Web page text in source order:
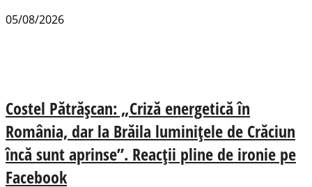
05/08/2026
Costel Pătrășcan: „Criză energetică în
România, dar la Brăila luminițele de Crăciun
încă sunt aprinse”. Reacții pline de ironie pe
Facebook